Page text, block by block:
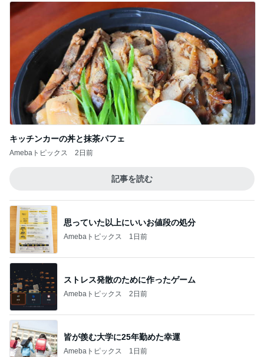
キッチンカーの丼と抹茶パフェ
Amebaトピックス 2日前
記事を読む
思っていた以上にいいお値段の処分
Amebaトピックス 1日前
ストレス発散のために作ったゲーム
Amebaトピックス 2日前
皆が羨む大学に25年勤めた幸運
Amebaトピックス 1日前